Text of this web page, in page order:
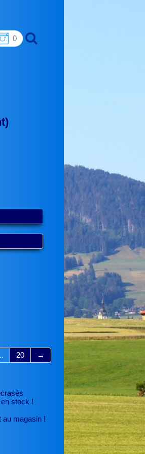
0
20 →
en stock !
au magasin !